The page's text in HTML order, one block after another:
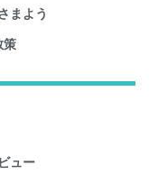
まよう
策
ュー